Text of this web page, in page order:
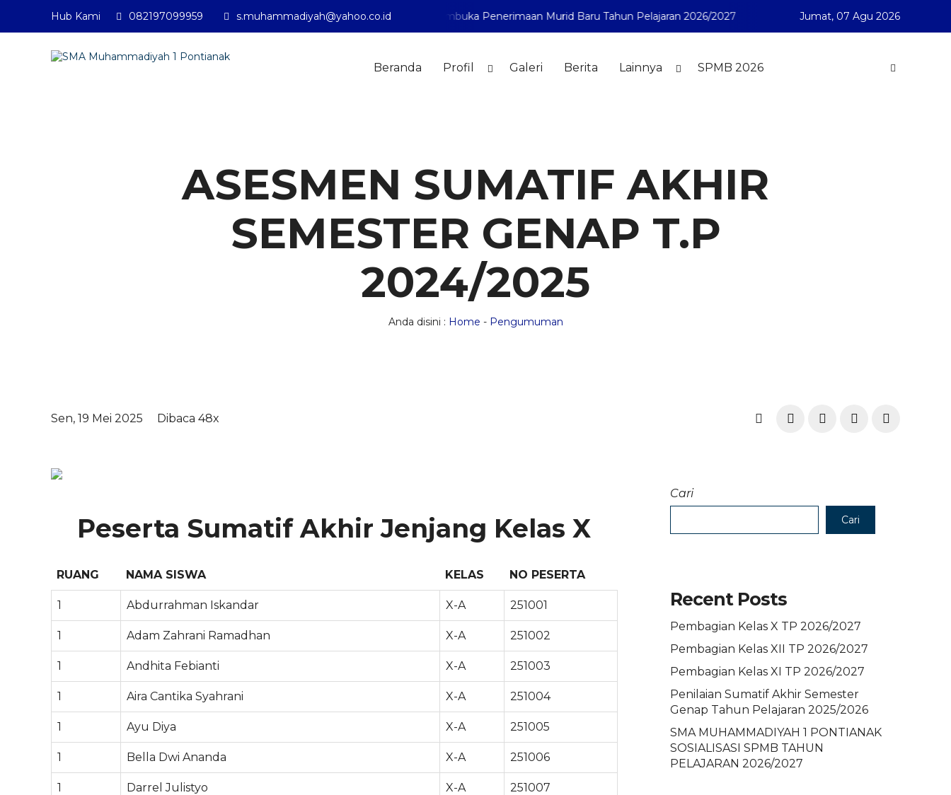
Hub Kami 082197099959 s.muhammadiyah@yahoo.co.id
SMA Muhammadiyah 1 Pontianak telah membuka Penerimaan Murid Baru Tahun Pelajaran 2026/2027 SMA Muhammadiyah 1 Pontianak telah
Jumat, 07 Agu 2026
Beranda Profil Galeri Berita Lainnya SPMB 2026
ASESMEN SUMATIF AKHIR
SEMESTER GENAP T.P
2024/2025
Anda disini : Home - Pengumuman
Sen, 19 Mei 2025 Dibaca 48x
Peserta Sumatif Akhir Jenjang Kelas X
RUANG NAMA SISWA KELAS NO PESERTA
1 Abdurrahman Iskandar X-A 251001
1 Adam Zahrani Ramadhan X-A 251002
1 Andhita Febianti X-A 251003
1 Aira Cantika Syahrani X-A 251004
1 Ayu Diya X-A 251005
1 Bella Dwi Ananda X-A 251006
1 Darrel Julistyo X-A 251007
Cari
Cari
Recent Posts
Pembagian Kelas X TP 2026/2027
Pembagian Kelas XII TP 2026/2027
Pembagian Kelas XI TP 2026/2027
Penilaian Sumatif Akhir Semester
Genap Tahun Pelajaran 2025/2026
SMA MUHAMMADIYAH 1 PONTIANAK
SOSIALISASI SPMB TAHUN
PELAJARAN 2026/2027